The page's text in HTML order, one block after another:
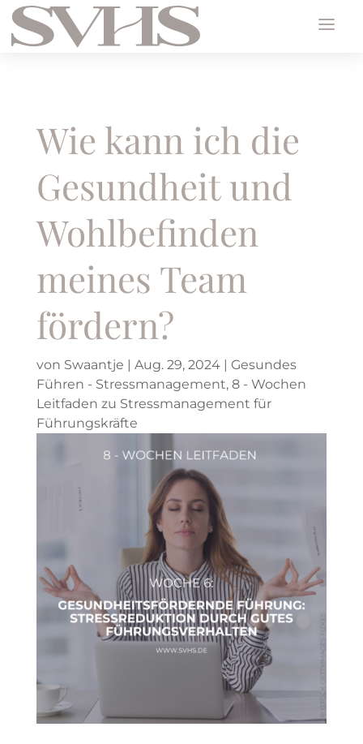
Wie kann ich die
Gesundheit und
Wohlbefinden
meines Team
fördern?
von Swaantje | Aug. 29, 2024| Gesundes
Führen - Stressmanagement, 8 - Wochen
Leitfaden zu Stressmanagement für
Führungskräfte